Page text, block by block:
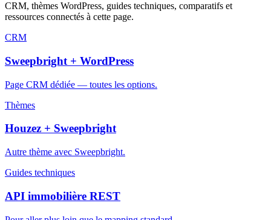
CRM, thèmes WordPress, guides techniques, comparatifs et
ressources connectés à cette page.
CRM
Sweepbright + WordPress
Page CRM dédiée — toutes les options.
Thèmes
Houzez + Sweepbright
Autre thème avec Sweepbright.
Guides techniques
API immobilière REST